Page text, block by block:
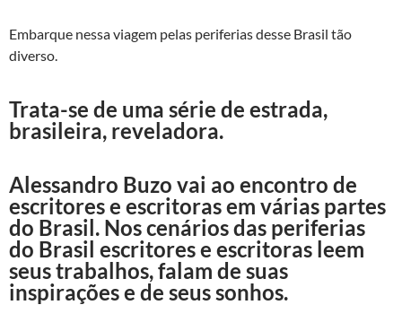
Embarque nessa viagem pelas periferias desse Brasil tão
diverso.
Trata-se de uma série de estrada,
brasileira, reveladora.
Alessandro Buzo vai ao encontro de
escritores e escritoras em várias partes
do Brasil. Nos cenários das periferias
do Brasil escritores e escritoras leem
seus trabalhos, falam de suas
inspirações e de seus sonhos.